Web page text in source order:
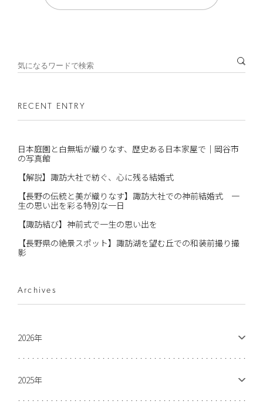
RECENT ENTRY
日本庭園と白無垢が織りなす、歴史ある日本家屋で｜岡谷市
の写真館
【解説】諏訪大社で紡ぐ、心に残る結婚式
【長野の伝統と美が織りなす】諏訪大社での神前結婚式 一
生の思い出を彩る特別な一日
【諏訪結び】神前式で一生の思い出を
【長野県の絶景スポット】諏訪湖を望む丘での和装前撮り撮
影
Archives
2026年
2025年